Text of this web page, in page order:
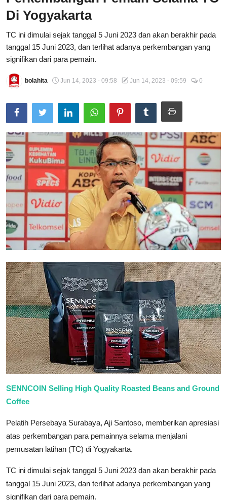
Total Sports
Contact
Pedoman Media Siber
Di Yogyakarta
TC ini dimulai sejak tanggal 5 Juni 2023 dan akan berakhir pada
tanggal 15 Juni 2023, dan terlihat adanya perkembangan yang
signifikan dari para pemain.
bolahita Jun 14, 2023 - 09:58 Jun 14, 2023 - 09:59 0
SENNCOIN Selling High Quality Roasted Beans and Ground
Coffee
Pelatih Persebaya Surabaya, Aji Santoso, memberikan apresiasi
atas perkembangan para pemainnya selama menjalani
pemusatan latihan (TC) di Yogyakarta.
TC ini dimulai sejak tanggal 5 Juni 2023 dan akan berakhir pada
tanggal 15 Juni 2023, dan terlihat adanya perkembangan yang
signifikan dari para pemain.